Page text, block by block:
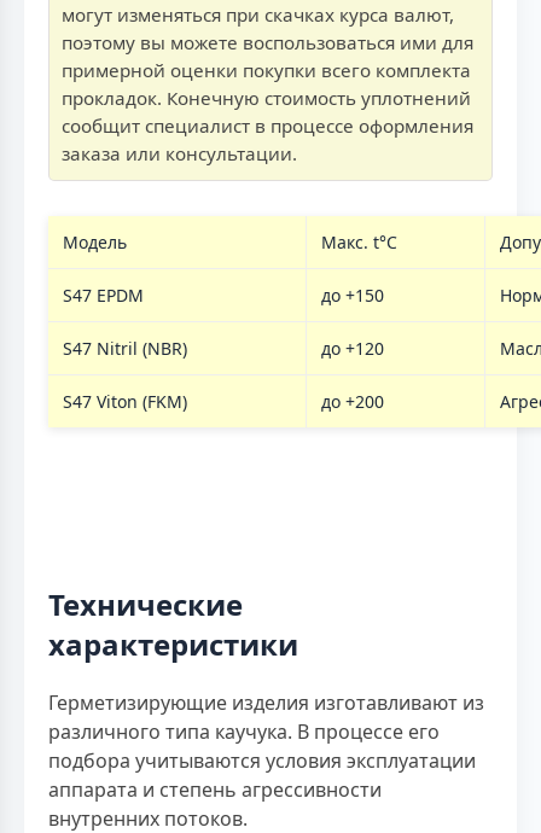
могут изменяться при скачках курса валют,
поэтому вы можете воспользоваться ими для
примерной оценки покупки всего комплекта
прокладок. Конечную стоимость уплотнений
сообщит специалист в процессе оформления
заказа или консультации.
Модель Макс. t°C
S47 EPDM до +150
S47 Nitril (NBR) до +120
S47 Viton (FKM) до +200
Технические
характеристики
Герметизирующие изделия изготавливают из
различного типа каучука. В процессе его
подбора учитываются условия эксплуатации
аппарата и степень агрессивности
внутренних потоков.